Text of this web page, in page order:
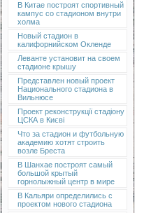
В Китае построят спортивный
кампус со стадионом внутри
холма
Новый стадион в
калифорнийском Окленде
Леванте установит на своем
стадионе крышу
Представлен новый проект
Национального стадиона в
Вильнюсе
Проект реконструкції стадіону
ЦСКА в Києві
Что за стадион и футбольную
академию хотят строить
возле Бреста
В Шанхае построят самый
большой крытый
горнолыжный центр в мире
В Кальяри определились с
проектом нового стадиона